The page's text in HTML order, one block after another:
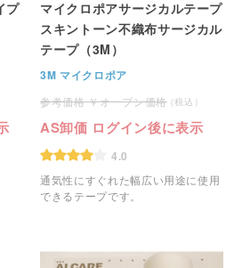
プ
マイクロポアサージカルテープ
スキントーン不織布サージカル
テープ（3M）
3M マイクロポア
オープン価格
AS卸価 ログイン後に表示
4.0
通気性にすぐれた幅広い用途に使用
できるテープです。